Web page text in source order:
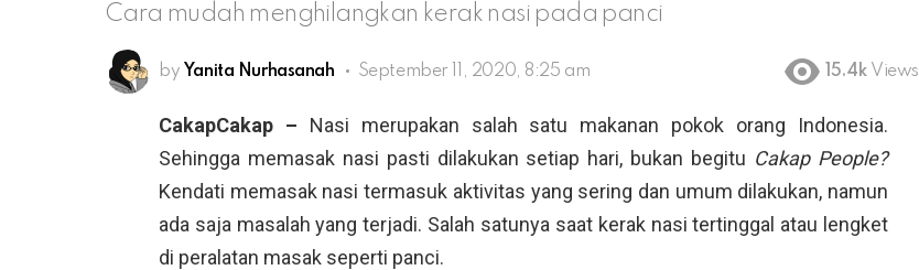
Cara mudah menghilangkan kerak nasi pada panci
by Yanita Nurhasanah September 11, 2020, 8:25 am 15.4k Views
CakapCakap – Nasi merupakan salah satu makanan pokok orang Indonesia.
Sehingga memasak nasi pasti dilakukan setiap hari, bukan begitu Cakap People?
Kendati memasak nasi termasuk aktivitas yang sering dan umum dilakukan, namun
ada saja masalah yang terjadi. Salah satunya saat kerak nasi tertinggal atau lengket
di peralatan masak seperti panci.